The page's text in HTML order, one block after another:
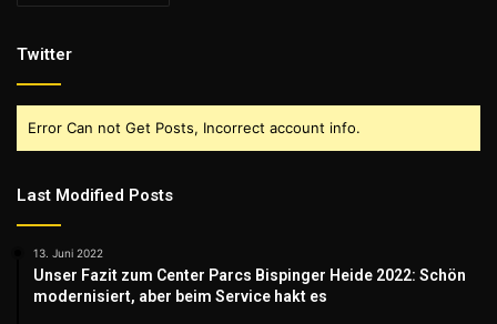
Twitter
Error Can not Get Posts, Incorrect account info.
Last Modified Posts
13. Juni 2022
Unser Fazit zum Center Parcs Bispinger Heide 2022: Schön
modernisiert, aber beim Service hakt es